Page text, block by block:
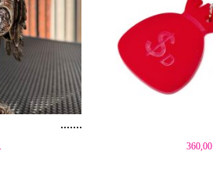
360,00